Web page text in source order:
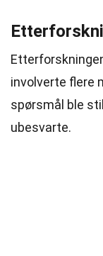
involverte flere
spørsmål ble
ubesvarte.